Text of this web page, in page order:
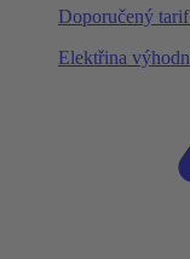
Doporučený
Elektřina